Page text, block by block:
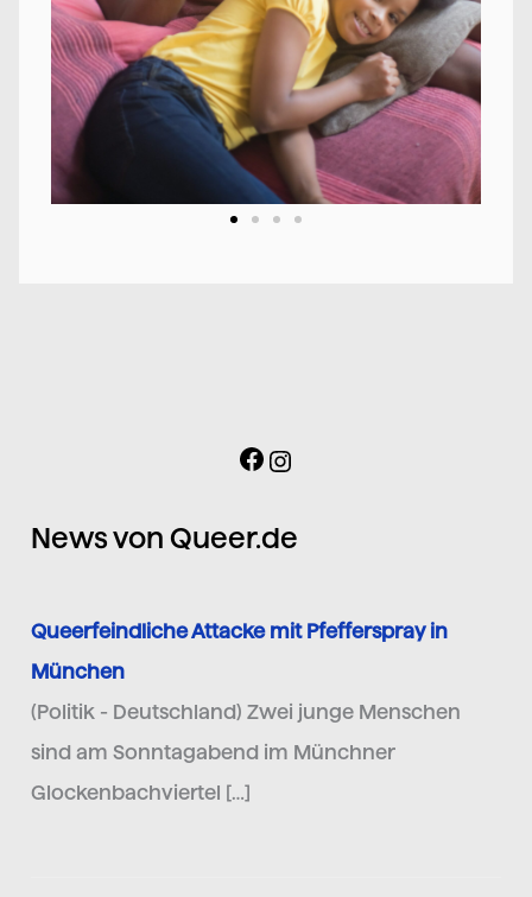
News von Queer.de
Queerfeindliche Attacke mit Pfefferspray in
München
(Politik - Deutschland) Zwei junge Menschen
sind am Sonntagabend im Münchner
Glockenbachviertel […]